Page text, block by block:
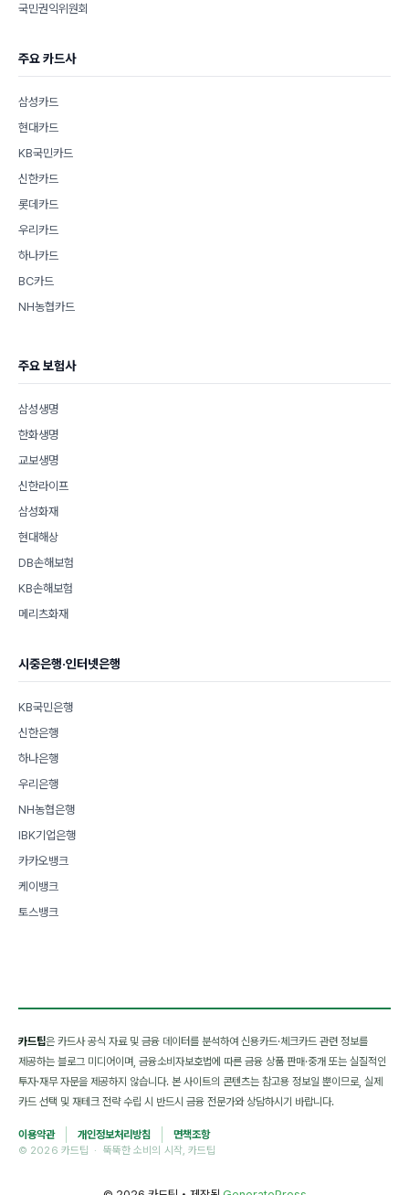
국민권익위원회
주요 카드사
삼성카드
현대카드
KB국민카드
신한카드
롯데카드
우리카드
하나카드
BC카드
NH농협카드
주요 보험사
삼성생명
한화생명
교보생명
신한라이프
삼성화재
현대해상
DB손해보험
KB손해보험
메리츠화재
시중은행·인터넷은행
KB국민은행
신한은행
하나은행
우리은행
NH농협은행
IBK기업은행
카카오뱅크
케이뱅크
토스뱅크
카드팁은 카드사 공식 자료 및 금융 데이터를 분석하여 신용카드·체크카드 관련 정보를
제공하는 블로그 미디어이며, 금융소비자보호법에 따른 금융 상품 판매·중개 또는 실질적인
투자·재무 자문을 제공하지 않습니다. 본 사이트의 콘텐츠는 참고용 정보일 뿐이므로, 실제
카드 선택 및 재테크 전략 수립 시 반드시 금융 전문가와 상담하시기 바랍니다.
이용약관 개인정보처리방침
면책조항
© 2026 카드팁 · 뚝뚝한 소비의 시작, 카드팁